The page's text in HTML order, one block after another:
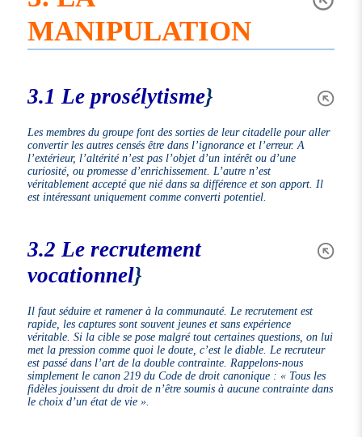
MANIPULATION
3.1 Le prosélytisme}
Les membres du groupe font des sorties de leur citadelle pour aller
convertir les autres censés être dans l’ignorance et l’erreur. A
l’extérieur, l’altérité n’est pas l’objet d’un intérêt ou d’une
curiosité, ou promesse d’enrichissement. L’autre n’est
véritablement accepté que nié dans sa différence et son apport. Il
est intéressant uniquement comme converti potentiel.
3.2 Le recrutement
vocationnel}
Il faut séduire et ramener à la communauté. Le recrutement est
rapide, les captures sont souvent jeunes et sans expérience
véritable. Si la cible se pose malgré tout certaines questions, on lui
met la pression comme quoi le doute, c’est le diable. Le recruteur
est passé dans l’art de la double contrainte. Rappelons-nous
simplement le canon 219 du Code de droit canonique :« Tous les
fidèles jouissent du droit de n’être soumis à aucune contrainte dans
le choix d’un état de vie »